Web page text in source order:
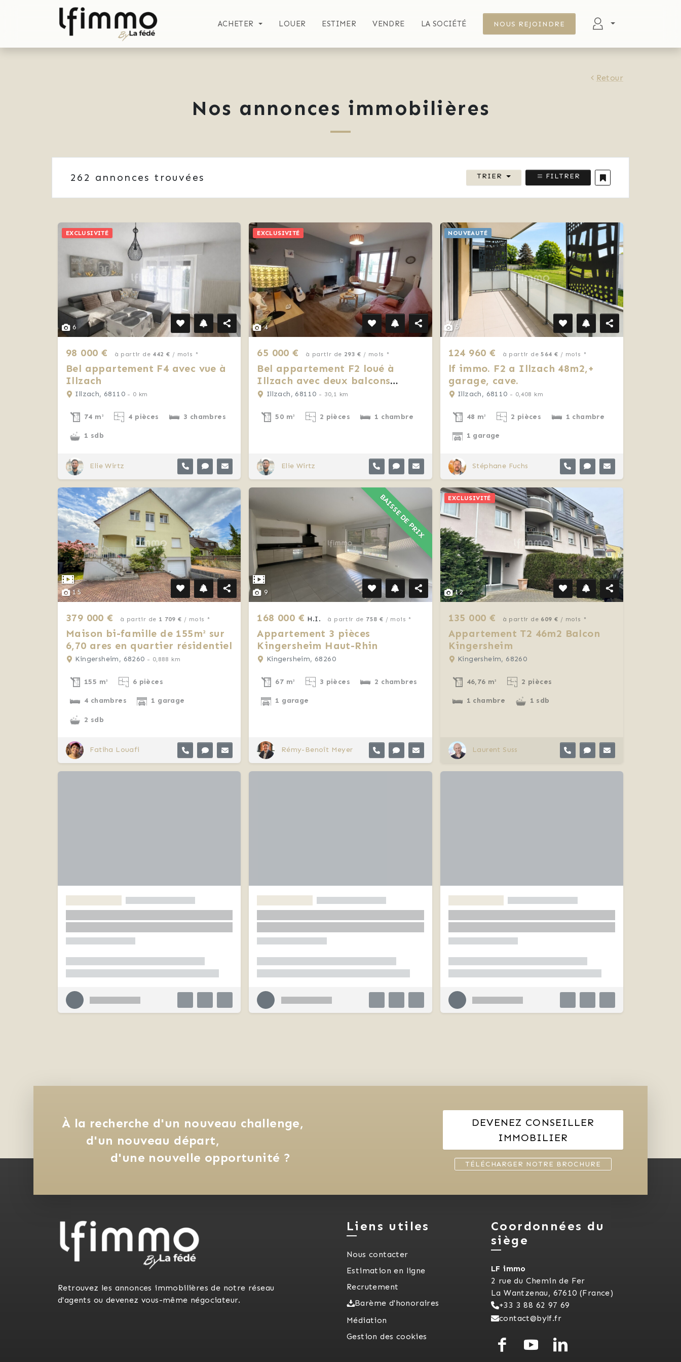
ACHETER LOUER ESTIMER VENDRE LA SOCIÉTÉ NOUS REJOINDRE
Retour
Nos annonces immobilières
262 annonces trouvées TRIER FILTRER
6
EXCLUSIVITÉ
98 000 € à partir de 442 € / mois *
Bel appartement F4 avec vue à
Illzach
Illzach, 68110 - 0 km
74 m² 4 pièces 3 chambres
1 sdb
Elie Wirtz
4
EXCLUSIVITÉ
65 000 € à partir de 293 € / mois *
Bel appartement F2 loué à
Illzach avec deux balcons
(68110)
Illzach, 68110 - 30,1 km
50 m² 2 pièces 1 chambre
Elie Wirtz
5
NOUVEAUTÉ
124 960 € à partir de564 € / mois *
lf immo. F2 a Illzach 48m2,+
garage, cave.
Illzach, 68110 - 0,408 km
48 m² 2 pièces 1 chambre
1 garage
Stéphane Fuchs
15
379 000 € à partir de 1 709 € / mois *
Maison bi-famille de 155m² sur
6,70 ares en quartier résidentiel
Kingersheim, 68260 - 0,888 km
155 m² 6 pièces
4 chambres 1 garage
2 sdb
Fatiha Louafi
9
BAISSE DE PRIX
168 000 € H.I. à partir de 758 € / mois *
Appartement 3 pièces
Kingersheim Haut-Rhin
Kingersheim, 68260
67 m² 3 pièces 2 chambres
1 garage
Rémy-Benoît Meyer
12
EXCLUSIVITÉ
135 000 € à partir de 609 € / mois *
Appartement T2 46m2 Balcon
Kingersheim
Kingersheim, 68260
46,76 m² 2 pièces
1 chambre 1 sdb
Laurent Suss
À la recherche d'un nouveau challenge,
d'un nouveau départ,
d'une nouvelle opportunité ?
DEVENEZ CONSEILLER
IMMOBILIER
TÉLÉCHARGER NOTRE BROCHURE
Retrouvez les annonces immobilières de notre réseau
d'agents ou devenez vous-même négociateur.
Liens utiles
Nous contacter
Estimation en ligne
Recrutement
Barème d'honoraires
Médiation
Gestion des cookies
Coordonnées du
siège
LF immo
2 rue du Chemin de Fer
La Wantzenau, 67610 (France)
+33 3 88 62 97 69
contact@bylf.fr